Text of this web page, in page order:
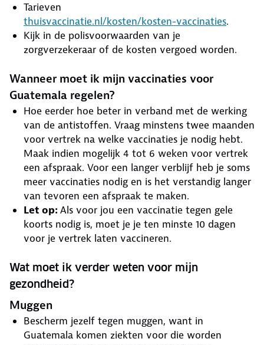
Tarieven
thuisvaccinatie.nl/kosten/kosten-vaccinaties.
Kijk in de polisvoorwaarden van je
zorgverzekeraar of de kosten vergoed worden.
Wanneer moet ik mijn vaccinaties voor
Guatemala regelen?
Hoe eerder hoe beter in verband met de werking
van de antistoffen. Vraag minstens twee maanden
voor vertrek na welke vaccinaties je nodig hebt.
Maak indien mogelijk 4 tot 6 weken voor vertrek
een afspraak. Voor een langer verblijf heb je soms
meer vaccinaties nodig en is het verstandig langer
van tevoren een afspraak te maken.
Let op:Als voor jou een vaccinatie tegen gele
koorts nodig is, moet je je ten minste 10 dagen
voor je vertrek laten vaccineren.
Wat moet ik verder weten voor mijn
gezondheid?
Muggen
Bescherm jezelf tegen muggen, want in
Guatemala komen ziekten voor die worden